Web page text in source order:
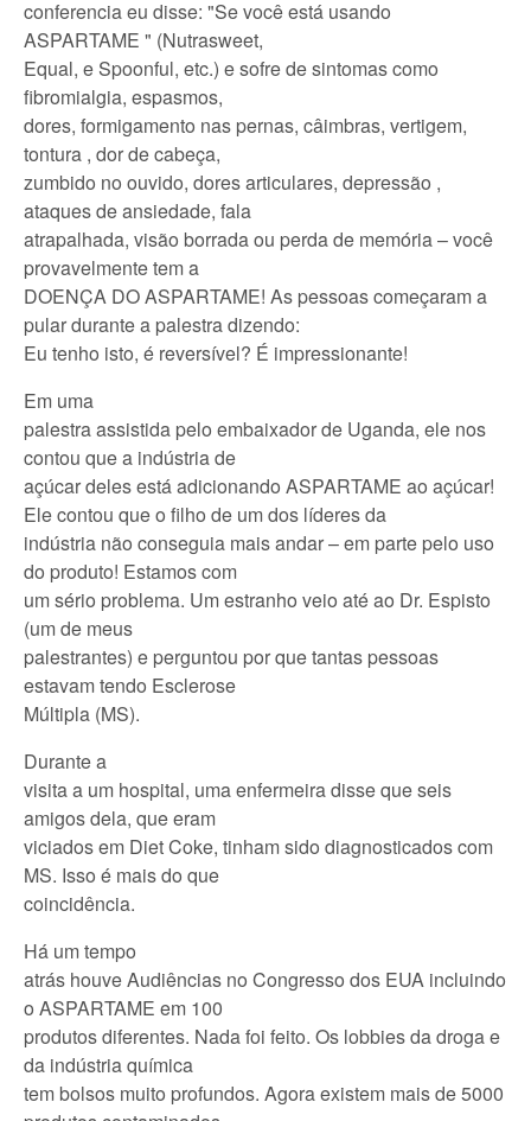
conferencia eu disse: "Se você está usando
ASPARTAME " (Nutrasweet,
Equal, e Spoonful, etc.) e sofre de sintomas como
fibromialgia, espasmos,
dores, formigamento nas pernas, câimbras, vertigem,
tontura , dor de cabeça,
zumbido no ouvido, dores articulares, depressão ,
ataques de ansiedade, fala
atrapalhada, visão borrada ou perda de memória – você
provavelmente tem a
DOENÇA DO ASPARTAME! As pessoas começaram a
pular durante a palestra dizendo:
Eu tenho isto, é reversível? É impressionante!
Em uma
palestra assistida pelo embaixador de Uganda, ele nos
contou que a indústria de
açúcar deles está adicionando ASPARTAME ao açúcar!
Ele contou que o filho de um dos líderes da
indústria não conseguia mais andar – em parte pelo uso
do produto! Estamos com
um sério problema. Um estranho veio até ao Dr. Espisto
(um de meus
palestrantes) e perguntou por que tantas pessoas
estavam tendo Esclerose
Múltipla (MS).
Durante a
visita a um hospital, uma enfermeira disse que seis
amigos dela, que eram
viciados em Diet Coke, tinham sido diagnosticados com
MS. Isso é mais do que
coincidência.
Há um tempo
atrás houve Audiências no Congresso dos EUA incluindo
o ASPARTAME em 100
produtos diferentes. Nada foi feito. Os lobbies da droga e
da indústria química
tem bolsos muito profundos. Agora existem mais de 5000